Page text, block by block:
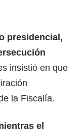
presidencial,
insistió en que
la Fiscalía.
el